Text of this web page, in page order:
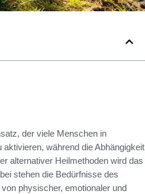
der viele Menschen in
während die Abhängigkeit
alternativer Heilmethoden wird das
stehen die Bedürfnisse des
physischer, emotionaler und